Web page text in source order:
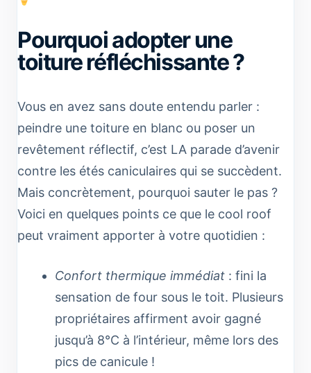
Pourquoi adopter une
toiture réfléchissante ?
Vous en avez sans doute entendu parler :
peindre une toiture en blanc ou poser un
revêtement réflectif, c’est LA parade d’avenir
contre les étés caniculaires qui se succèdent.
Mais concrètement, pourquoi sauter le pas ?
Voici en quelques points ce que le cool roof
peut vraiment apporter à votre quotidien :
Confort thermique immédiat : fini la
sensation de four sous le toit. Plusieurs
propriétaires affirment avoir gagné
jusqu’à 8°C à l’intérieur, même lors des
pics de canicule !